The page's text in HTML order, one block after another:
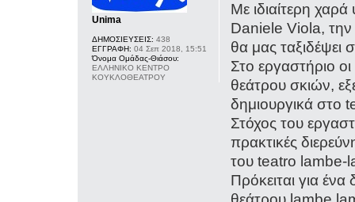
Με ιδιαίτερη
Daniele Viola,
θα μας
Στο εργαστήριο
θεάτρου σκιών,
δημιουργικά στο
Στόχος του
πρακτικές
του teatro lambe-
Πρόκειται για
Unima
ΔΗΜΟΣΙΕΥΣΕΙΣ: 438
ΕΓΓΡΑΦΗ: 04 Σεπ 2018, 15:51
Όνομα Ομάδας-Θιάσου:
ΕΛΛΗΝΙΚΟ ΚΕΝΤΡΟ
ΚΟΥΚΛΟΘΕΑΤΡΟΥ